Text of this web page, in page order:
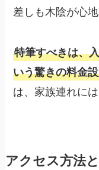
差しも木陰が心
特筆すべきは、
いう驚きの料金
は、家族連れに
アクセス方法